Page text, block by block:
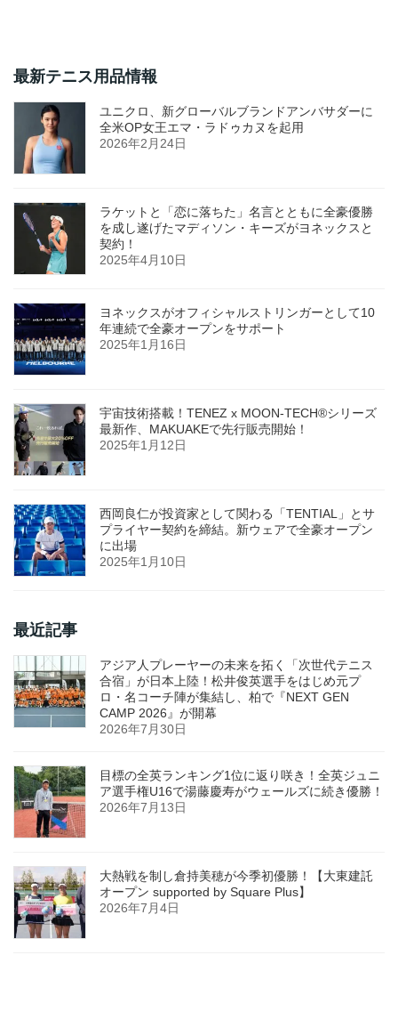
最新テニス用品情報
ユニクロ、新グローバルブランドアンバサダーに
全米OP女王エマ・ラドゥカヌを起用
2026年2月24日
ラケットと「恋に落ちた」名言とともに全豪優勝
を成し遂げたマディソン・キーズがヨネックスと
契約！
2025年4月10日
ヨネックスがオフィシャルストリンガーとして10
年連続で全豪オープンをサポート
2025年1月16日
宇宙技術搭載！TENEZ x MOON-TECH®シリーズ
最新作、MAKUAKEで先行販売開始！
2025年1月12日
西岡良仁が投資家として関わる「TENTIAL」とサ
プライヤー契約を締結。新ウェアで全豪オープン
に出場
2025年1月10日
最近記事
アジア人プレーヤーの未来を拓く「次世代テニス
合宿」が日本上陸！松井俊英選手をはじめ元プ
ロ・名コーチ陣が集結し、柏で『NEXT GEN
CAMP 2026』が開幕
2026年7月30日
目標の全英ランキング1位に返り咲き！全英ジュニ
ア選手権U16で湯藤慶寿がウェールズに続き優勝！
2026年7月13日
大熱戦を制し倉持美穂が今季初優勝！【大東建託
オープン supported by Square Plus】
2026年7月4日